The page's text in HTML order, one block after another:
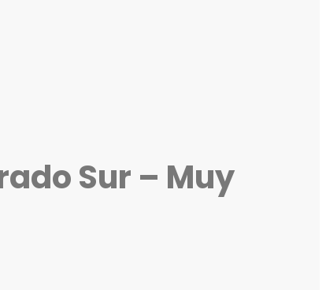
Sur – Muy